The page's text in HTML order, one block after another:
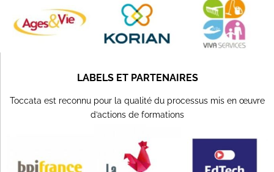
LABELS ET PARTENAIRES
Toccata est reconnu pour la qualité du processus mis en œuvre
d’actions de formations